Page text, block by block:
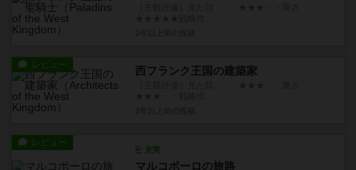
レビュー 西フランク王国の建築家
レビュー
充実
マルコポーロの旅路